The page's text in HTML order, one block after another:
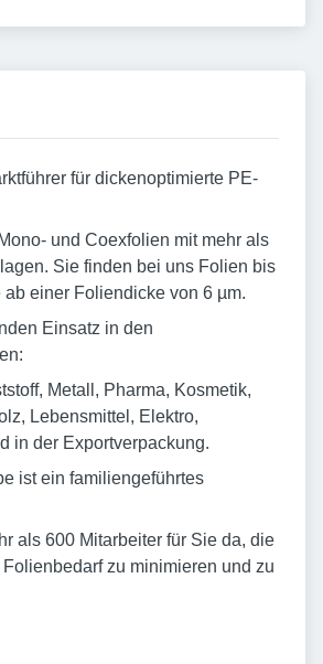
für dickenoptimierte PE-
und Coexfolien mit mehr als
Sie finden bei uns Folien bis
ab einer Foliendicke von 6 µm.
Einsatz in den
Metall, Pharma, Kosmetik,
Lebensmittel, Elektro,
in der Exportverpackung.
ist ein familiengeführtes
als 600 Mitarbeiter für Sie da, die
zu minimieren und zu